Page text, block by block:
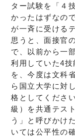
ター試験を「４
かったはずなの
が一斉に受ける
思うと、面接官
で、以前から一
利用していた4技
を、今度は文科
ら国立大学に対
格としてくださ
級）を共通テス
う」と呼びかけ
いては公平性の